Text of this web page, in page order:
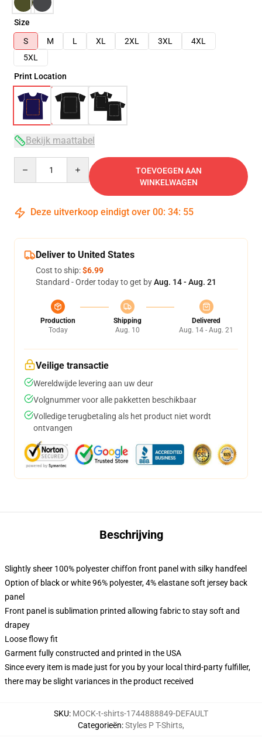
Size
S
M L XL 2XL 3XL
4XL
5XL
Print Location
Bekijk maattabel
TOEVOEGEN AAN
WINKELWAGEN
Deze uitverkoop eindigt over 00: 34: 54
Deliver to United States
Cost to ship:$6.99
Standard - Order today to get byAug. 14 - Aug. 21
Production
Today
Shipping
Aug. 10
Delivered
Aug. 14 - Aug. 21
Veilige transactie
Wereldwijde levering aan uw deur
Volgnummer voor alle pakketten beschikbaar
Volledige terugbetaling als het product niet wordt
ontvangen
Beschrijving
Slightly sheer 100% polyester chiffon front panel with silky handfeel
Option of black or white 96% polyester, 4% elastane soft jersey back
panel
Front panel is sublimation printed allowing fabric to stay soft and
drapey
Loose flowy fit
Garment fully constructed and printed in the USA
Since every item is made just for you by your local third-party fulfiller,
there may be slight variances in the product received
SKU: MOCK-t-shirts-1744888849-DEFAULT
Categorieën:Styles P T-Shirts,